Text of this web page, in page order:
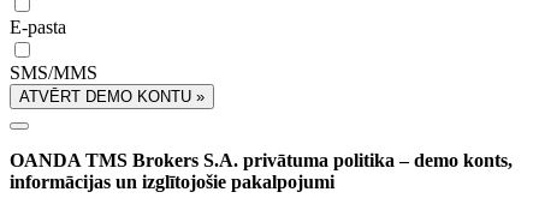
E-pasta
SMS/MMS
ATVĒRT DEMO KONTU »
OANDA TMS Brokers S.A. privātuma politika – demo konts,
informācijas un izglītojošie pakalpojumi